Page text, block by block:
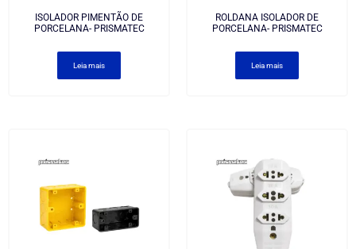
ISOLADOR PIMENTÃO DE
PORCELANA- PRISMATEC
Leia mais
ROLDANA ISOLADOR DE
PORCELANA- PRISMATEC
Leia mais